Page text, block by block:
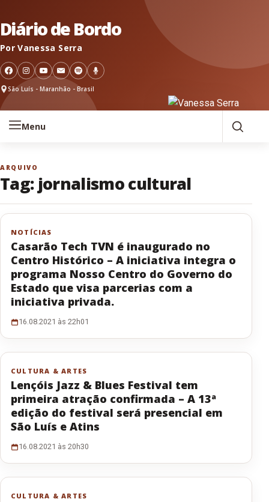
Diário de Bordo
Por Vanessa Serra
São Luís - Maranhão - Brasil
Menu
ARQUIVO
Tag: jornalismo cultural
NOTÍCIAS
Casarão Tech TVN é inaugurado no
Centro Histórico – A iniciativa integra o
programa Nosso Centro do Governo do
Estado que visa parcerias com a
iniciativa privada.
16.08.2021 às 22h01
CULTURA & ARTES
Lençóis Jazz & Blues Festival tem
primeira atração confirmada – A 13ª
edição do festival será presencial em
São Luís e Atins
16.08.2021 às 20h30
CULTURA & ARTES